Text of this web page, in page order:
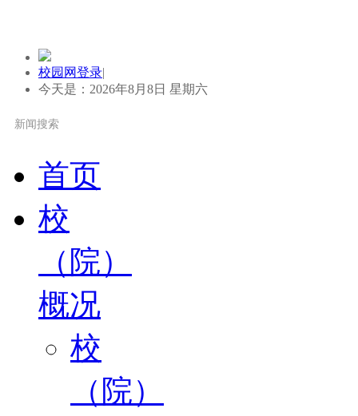
校园网登录|
今天是：2026年8月8日 星期六
首页
校
（院）
概况
校
（院）